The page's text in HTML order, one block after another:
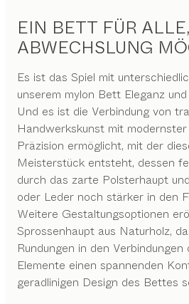
EIN BETT FÜR
ABWECHSLUNG
Es ist das Spiel mit
unserem mylon Bett Eleganz
Und es ist die Verbindung von
Handwerkskunst mit modernster
Präzision ermöglicht, mit der
Meisterstück entsteht, dessen
durch das zarte Polsterhaupt
oder Leder noch stärker in den
Weitere Gestaltungsoptionen
Sprossenhaupt aus Naturholz,
Rundungen in den Verbindungen
Elemente einen spannenden
geradlinigen Design des Bettes